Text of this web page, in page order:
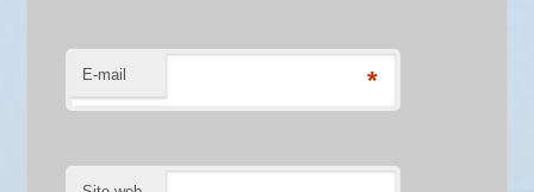
E-mail *